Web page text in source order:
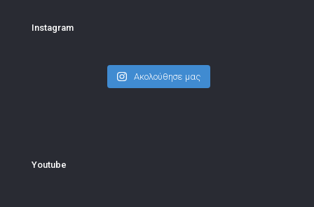
Instagram
Ακολούθησε μας
Youtube